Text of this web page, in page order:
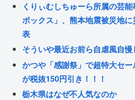
くりぃむしちゅーら所属の芸
ボックス」、熊本地震被災地
表
そういや最近お前ら自虐風自
かつや「感謝祭」で超特大セ
が税抜150円引き！！！
栃木県はなぜ不人気なのか